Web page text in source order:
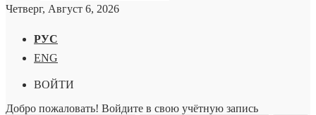
Четверг, Август 6, 2026
РУС
ENG
ВОЙТИ
Добро пожаловать! Войдите в свою учётную запись